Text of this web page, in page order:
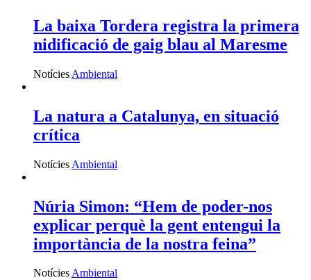
La baixa Tordera registra la primera
nidificació de gaig blau al Maresme
Notícies Ambiental
La natura a Catalunya, en situació
crítica
Notícies Ambiental
Núria Simon: “Hem de poder-nos
explicar perquè la gent entengui la
importància de la nostra feina”
NotíciesAmbiental